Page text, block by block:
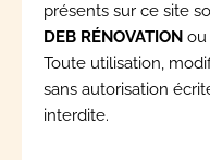
présents sur ce site
DEB RÉNOVATION ou
Toute utilisation,
sans autorisation
interdite.